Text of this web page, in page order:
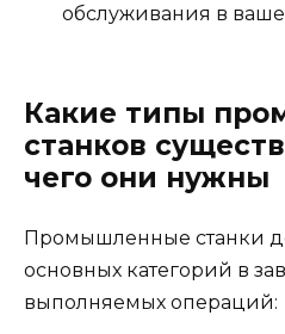
обслуживания в
Какие типы
станков
чего они нужны
Промышленные станки
основных категорий в
выполняемых операций: